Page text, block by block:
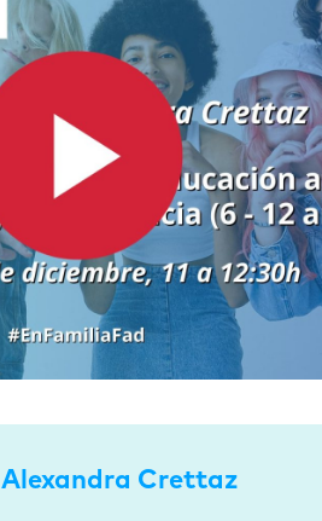
Crettaz